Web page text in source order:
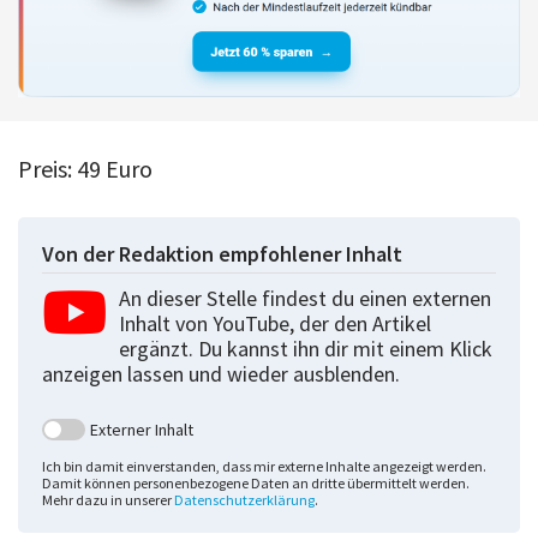
Preis: 49 Euro
Von der Redaktion empfohlener Inhalt
An dieser Stelle findest du einen externen
Inhalt von YouTube, der den Artikel
ergänzt. Du kannst ihn dir mit einem Klick
anzeigen lassen und wieder ausblenden.
Externer Inhalt
Ich bin damit einverstanden, dass mir externe Inhalte angezeigt werden.
Damit können personenbezogene Daten an dritte übermittelt werden.
Mehr dazu in unserer Datenschutzerklärung.